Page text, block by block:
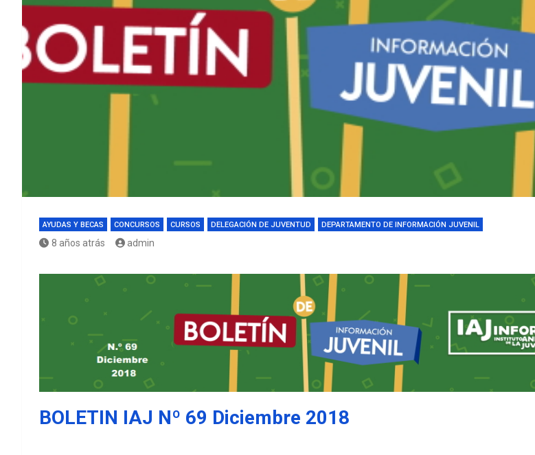
AYUDAS Y BECAS CONCURSOS CURSOS DELEGACIÓN DE JUVENTUD DEPARTAMENTO DE INFORMACIÓN JUVENIL
8 años atrás admin
BOLETIN IAJ Nº 69 Diciembre 2018